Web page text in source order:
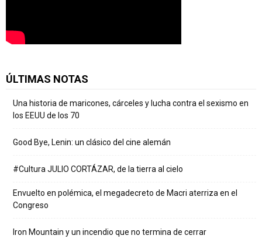
ÚLTIMAS NOTAS
Una historia de maricones, cárceles y lucha contra el sexismo en
los EEUU de los 70
Good Bye, Lenin: un clásico del cine alemán
#Cultura JULIO CORTÁZAR, de la tierra al cielo
Envuelto en polémica, el megadecreto de Macri aterriza en el
Congreso
Iron Mountain y un incendio que no termina de cerrar